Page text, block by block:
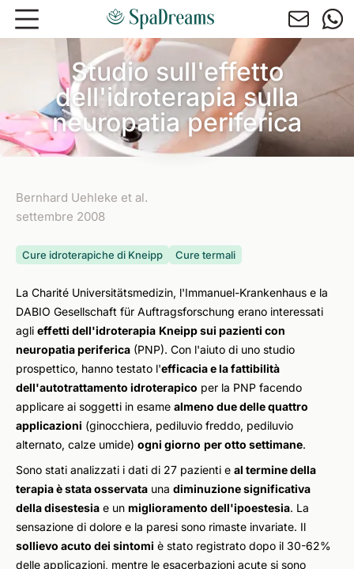
Andare al contenuto principale
Studio sull'effetto
dell'idroterapia sulla
neuropatia periferica
Bernhard Uehleke et al.
settembre 2008
Cure idroterapiche di Kneipp Cure termali
La Charité Universitätsmedizin, l'Immanuel-Krankenhaus e la
DABIO Gesellschaft für Auftragsforschung erano interessati
agli effetti dell'idroterapia Kneipp sui pazienti con
neuropatia periferica (PNP). Con l'aiuto di uno studio
prospettico, hanno testato l'efficacia e la fattibilità
dell'autotrattamento idroterapico per la PNP facendo
applicare ai soggetti in esame almeno due delle quattro
applicazioni (ginocchiera, pediluvio freddo, pediluvio
alternato, calze umide) ogni giorno per otto settimane.
Sono stati analizzati i dati di 27 pazienti e al termine della
terapia è stata osservata una diminuzione significativa
della disestesia e un miglioramento dell'ipoestesia. La
sensazione di dolore e la paresi sono rimaste invariate. Il
sollievo acuto dei sintomi è stato registrato dopo il 30-62%
delle applicazioni, mentre le esacerbazioni acute si sono